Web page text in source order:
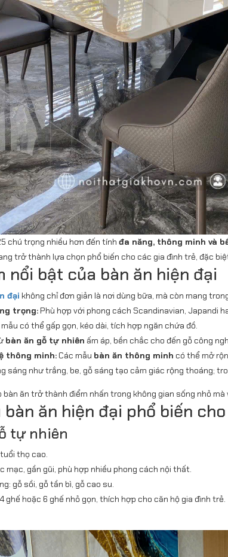
chú trọng nhiều hơn đến tính đa năng, thông minh và
trở thành lựa chọn phổ biến cho các gia đình trẻ, đặc
nổi bật của bàn ăn hiện đại
đại không chỉ đơn giản là nơi dùng bữa, mà còn mang
trọng: Phù hợp với phong cách Scandinavian, Japandi
mẫu có thể gấp gọn, kéo dài, tích hợp ngăn chứa đồ.
bàn ăn gỗ tự nhiên ấm áp, bền chắc cho đến gỗ công
thông minh: Các mẫu bàn ăn thông minh có thể mở
sáng như trắng, be, gỗ sáng tạo cảm giác rộng thoáng;
bàn ăn trở thành điểm nhấn trong không gian sống nhỏ mà
bàn ăn hiện đại phổ biến
tự nhiên
thọ cao.
mạc, gần gũi, phù hợp nhiều phong cách nội thất.
gỗ sồi, gỗ tần bì, gỗ cao su.
ghế hoặc 6 ghế nhỏ gọn, thích hợp cho căn hộ gia đình trẻ.